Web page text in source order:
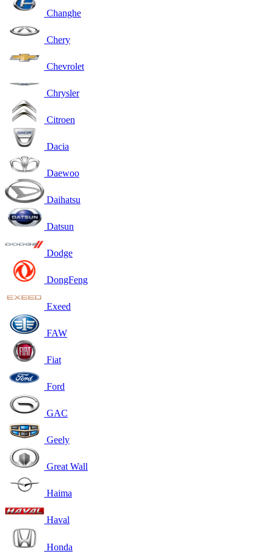
Changhe
Chery
Chevrolet
Chrysler
Citroen
Dacia
Daewoo
Daihatsu
Datsun
Dodge
DongFeng
Exeed
FAW
Fiat
Ford
GAC
Geely
Great Wall
Haima
Haval
Honda